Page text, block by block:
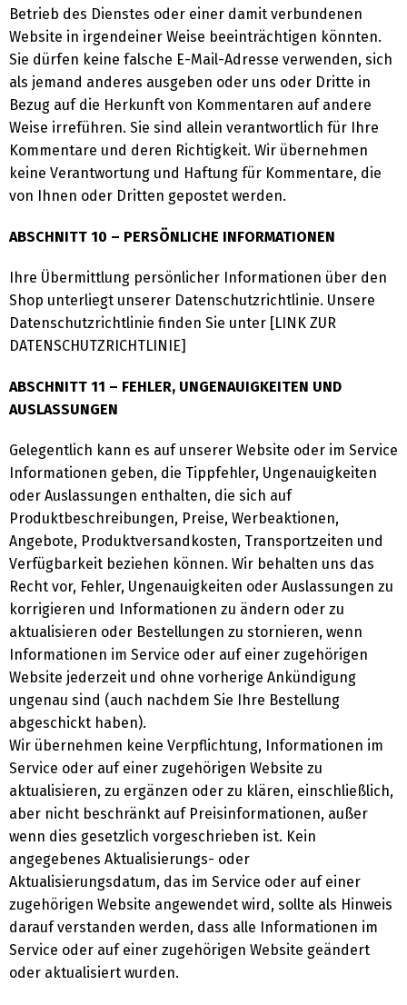
Betrieb des Dienstes oder einer damit verbundenen
Website in irgendeiner Weise beeinträchtigen könnten.
Sie dürfen keine falsche E-Mail-Adresse verwenden, sich
als jemand anderes ausgeben oder uns oder Dritte in
Bezug auf die Herkunft von Kommentaren auf andere
Weise irreführen. Sie sind allein verantwortlich für Ihre
Kommentare und deren Richtigkeit. Wir übernehmen
keine Verantwortung und Haftung für Kommentare, die
von Ihnen oder Dritten gepostet werden.
ABSCHNITT 10 – PERSÖNLICHE INFORMATIONEN
Ihre Übermittlung persönlicher Informationen über den
Shop unterliegt unserer Datenschutzrichtlinie. Unsere
Datenschutzrichtlinie finden Sie unter [LINK ZUR
DATENSCHUTZRICHTLINIE]
ABSCHNITT 11 – FEHLER, UNGENAUIGKEITEN UND
AUSLASSUNGEN
Gelegentlich kann es auf unserer Website oder im Service
Informationen geben, die Tippfehler, Ungenauigkeiten
oder Auslassungen enthalten, die sich auf
Produktbeschreibungen, Preise, Werbeaktionen,
Angebote, Produktversandkosten, Transportzeiten und
Verfügbarkeit beziehen können. Wir behalten uns das
Recht vor, Fehler, Ungenauigkeiten oder Auslassungen zu
korrigieren und Informationen zu ändern oder zu
aktualisieren oder Bestellungen zu stornieren, wenn
Informationen im Service oder auf einer zugehörigen
Website jederzeit und ohne vorherige Ankündigung
ungenau sind (auch nachdem Sie Ihre Bestellung
abgeschickt haben).
Wir übernehmen keine Verpflichtung, Informationen im
Service oder auf einer zugehörigen Website zu
aktualisieren, zu ergänzen oder zu klären, einschließlich,
aber nicht beschränkt auf Preisinformationen, außer
wenn dies gesetzlich vorgeschrieben ist. Kein
angegebenes Aktualisierungs- oder
Aktualisierungsdatum, das im Service oder auf einer
zugehörigen Website angewendet wird, sollte als Hinweis
darauf verstanden werden, dass alle Informationen im
Service oder auf einer zugehörigen Website geändert
oder aktualisiert wurden.
Français Español
中文 (中国) 日本語